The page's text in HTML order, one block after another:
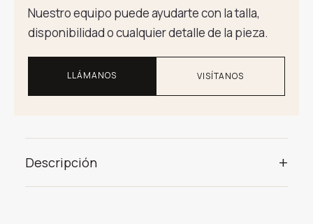
Nuestro equipo puede ayudarte con la talla,
disponibilidad o cualquier detalle de la pieza.
LLÁMANOS VISÍTANOS
Descripción +